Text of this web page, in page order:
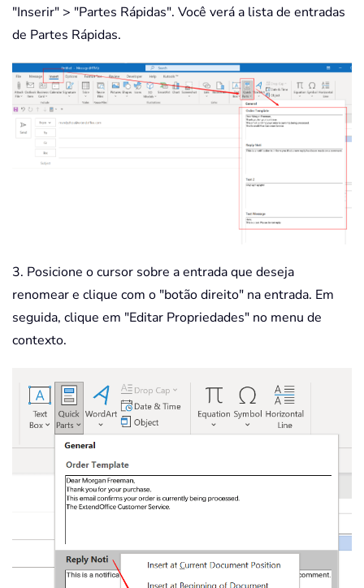
"Inserir" > "Partes Rápidas". Você verá a lista de entradas
de Partes Rápidas.
3. Posicione o cursor sobre a entrada que deseja
renomear e clique com o "botão direito" na entrada. Em
seguida, clique em "Editar Propriedades" no menu de
contexto.